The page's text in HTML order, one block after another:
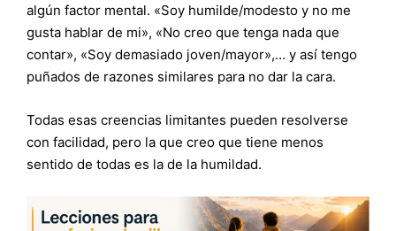
algún factor mental. «Soy humilde/modesto y no me
gusta hablar de mi», «No creo que tenga nada que
contar», «Soy demasiado joven/mayor»,… y así tengo
puñados de razones similares para no dar la cara.
Todas esas creencias limitantes pueden resolverse
con facilidad, pero la que creo que tiene menos
sentido de todas es la de la humildad.